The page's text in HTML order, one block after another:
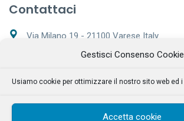
Gestisci Consenso Cookie
Usiamo cookie per ottimizzare il nostro sito web ed
Accetta cookie
Contattaci
Via Milano 19 - 21100 Varese Italy
info@tecnoclean.net